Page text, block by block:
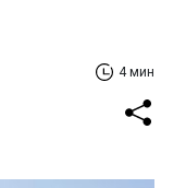
4 мин